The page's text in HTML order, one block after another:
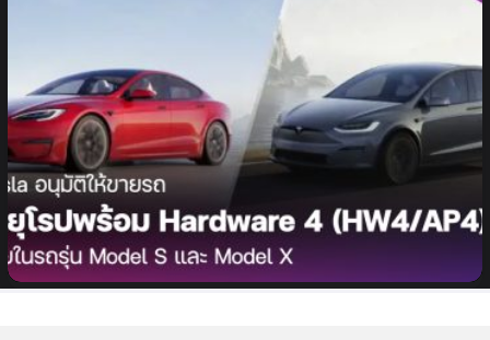
Tesla อนุมัติให้ขายรถในยุโรปพร้อม
Hardware 4 (HW4/AP4) ภายในรถรุ่น
Model S และ Model X